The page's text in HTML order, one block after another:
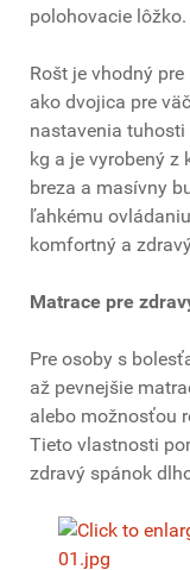
polohovacie lôžko.
Rošt je vhodný
ako dvojica pre
nastavenia
kg a je vyrobený z
breza a masívny
ľahkému
komfortný a
Matrace pre
Pre osoby s
až pevnejšie
alebo možnosťou
Tieto vlastnosti
zdravý spánok